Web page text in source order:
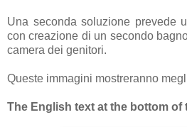
Una seconda soluzione prevede
con creazione di un secondo
camera dei genitori.
Queste immagini mostreranno
The English text at the bottom of